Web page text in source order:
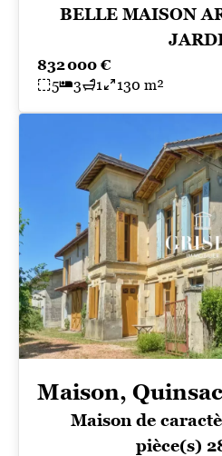
BELLE MAISON
832 000 €
5
3 1 130 m²
Maison, Quinsac
Maison de
pièce(s)